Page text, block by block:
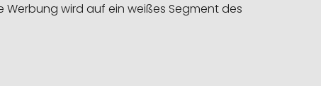
wird auf ein weißes Segment des